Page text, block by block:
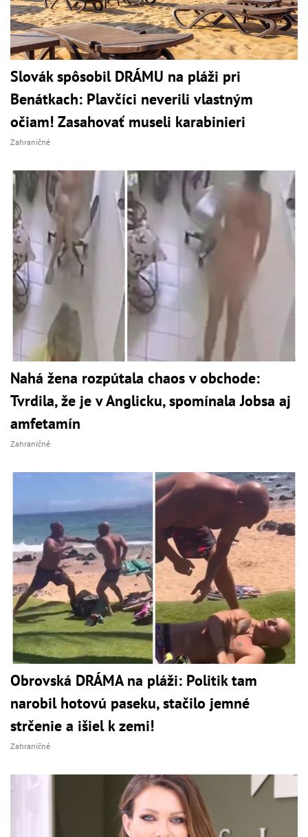
Slovák spôsobil DRÁMU na pláži pri
Benátkach: Plavčíci neverili vlastným
očiam! Zasahovať museli karabinieri
Zahraničné
Nahá žena rozpútala chaos v obchode:
Tvrdila, že je v Anglicku, spomínala Jobsa aj
amfetamín
Zahraničné
Obrovská DRÁMA na pláži: Politik tam
narobil hotovú paseku, stačilo jemné
strčenie a išiel k zemi!
Zahraničné